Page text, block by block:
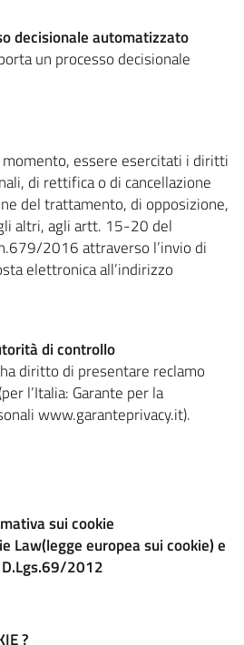
decisionale automatizzato
un processo decisionale
essere esercitati i diritti
di rettifica o di cancellazione
del trattamento, di opposizione,
altri, agli artt. 15-20 del
2016 attraverso l’invio di
elettronica all’indirizzo
di controllo
diritto di presentare reclamo
l’Italia: Garante per la
www.garanteprivacy.it).
sui cookie
Law(legge europea sui cookie) e
2012
?